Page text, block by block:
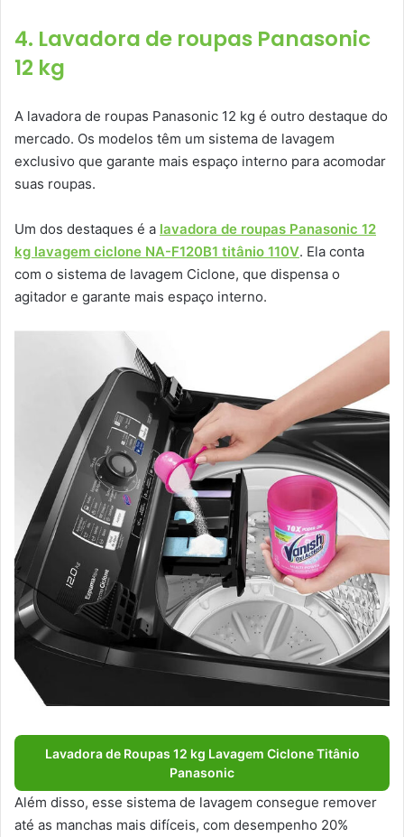
4. Lavadora de roupas Panasonic
12 kg
A lavadora de roupas Panasonic 12 kg é outro destaque do
mercado. Os modelos têm um sistema de lavagem
exclusivo que garante mais espaço interno para acomodar
suas roupas.
Um dos destaques é a lavadora de roupas Panasonic 12
kg lavagem ciclone NA-F120B1 titânio 110V. Ela conta
com o sistema de lavagem Ciclone, que dispensa o
agitador e garante mais espaço interno.
Lavadora de Roupas 12 kg Lavagem Ciclone Titânio
Panasonic
Além disso, esse sistema de lavagem consegue remover
até as manchas mais difíceis, com desempenho 20%